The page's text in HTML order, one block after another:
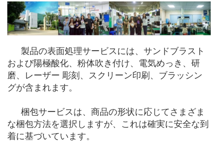
製品の表面処理サービスには、サンドブラスト
および陽極酸化、粉体吹き付け、電気めっき、研
磨、レーザー 彫刻、スクリーン印刷、ブラッシン
グが含まれます。
梱包サービスは、商品の形状に応じてさまざま
な梱包方法を選択しますが、これは確実に安全な到
着に基づいています。